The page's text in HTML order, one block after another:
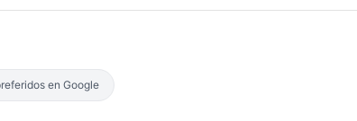
en Google